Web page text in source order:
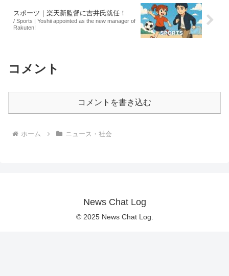
スポーツ｜楽天新監督に吉井氏就任！
/ Sports | Yoshii appointed as the new manager of
Rakuten!
コメント
コメントを書き込む
ホーム ニュース・社会
News Chat Log
© 2025 News Chat Log.